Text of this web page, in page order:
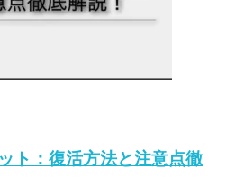
ト：復活方法と注意点徹